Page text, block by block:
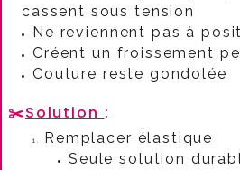
cassent sous tension
Ne reviennent pas à
Créent un froissement
Couture reste gondolée
✂️Solution :​
Remplacer élastique
Seule solution